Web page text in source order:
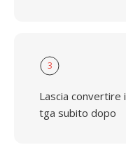
3
Lascia convertire
tga subito dopo